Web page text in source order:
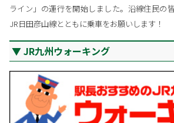
ライン」の運行を開始しました。沿線住民の
JR日田彦山線とともに乗車をお願いします！
JR九州ウォーキング